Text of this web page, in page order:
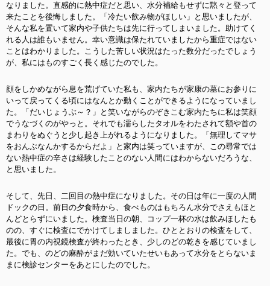
なりました。直感的に熱中症だと思い、水分補給もせずに黙々と登って
来たことを後悔しました。「冷たい飲み物がほしい」と思いましたが、
そんな私を置いて家内や子供たちは先に行ってしまいました。助けてく
れる人は誰もいません。幸い意識は保たれていましたから重症ではない
ことはわかりました。こうした苦しい状況はたった数分だったでしょう
が、私にはものすごく長く感じたのでした。
顔をしかめながら息を荒げていた私も、家内たちが家康の墓にお参りに
いって戻ってくる頃にはなんとか動くことができるようになっていまし
た。「だいじょうぶ～？」と笑いながらのぞきこむ家内たちに私は笑顔
でうなづくのがやっと。それでも濡らしたタオルをわたされて額や首の
まわりをぬぐうと少し 起き上がれるようになりました。「無理してマサ
をおんぶなんかするからだよ」と家内は笑っていますが、この尋常では
ない熱中症の辛さは経験したことのない人間にはわからないだろうな、
と思いました。
そして、先日、二回目の熱中症になりました。その日は年に一度の人間
ドックの日。前日の夕食時から、食べものはもちろん水分でさえもほと
んどとらずにいました。検査当日の朝、コップ一杯の水は飲みほしたも
のの、すぐに検査にでかけてしましました。ひととおりの検査をして、
最後に胃の内視鏡検査が終わったとき、少しのどの乾きを感じていまし
た。でも、のどの麻酔がまだ効いていたせいもあって水分をとらないま
まに検診センターをあとにしたのでした。